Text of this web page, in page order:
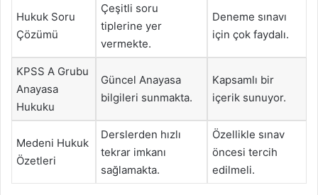
Hukuk Soru
Çözümü
Çeşitli soru
tiplerine yer
vermekte.
Deneme sınavı
için çok faydalı.
KPSS A Grubu
Anayasa
Hukuku
Güncel Anayasa
bilgileri sunmakta.
Kapsamlı bir
içerik sunuyor.
Medeni Hukuk
Özetleri
Derslerden hızlı
tekrar imkanı
sağlamakta.
Özellikle sınav
öncesi tercih
edilmeli.